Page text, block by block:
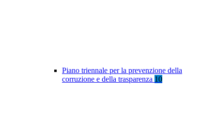
Piano triennale per la prevenzione della
corruzione e della trasparenza 10